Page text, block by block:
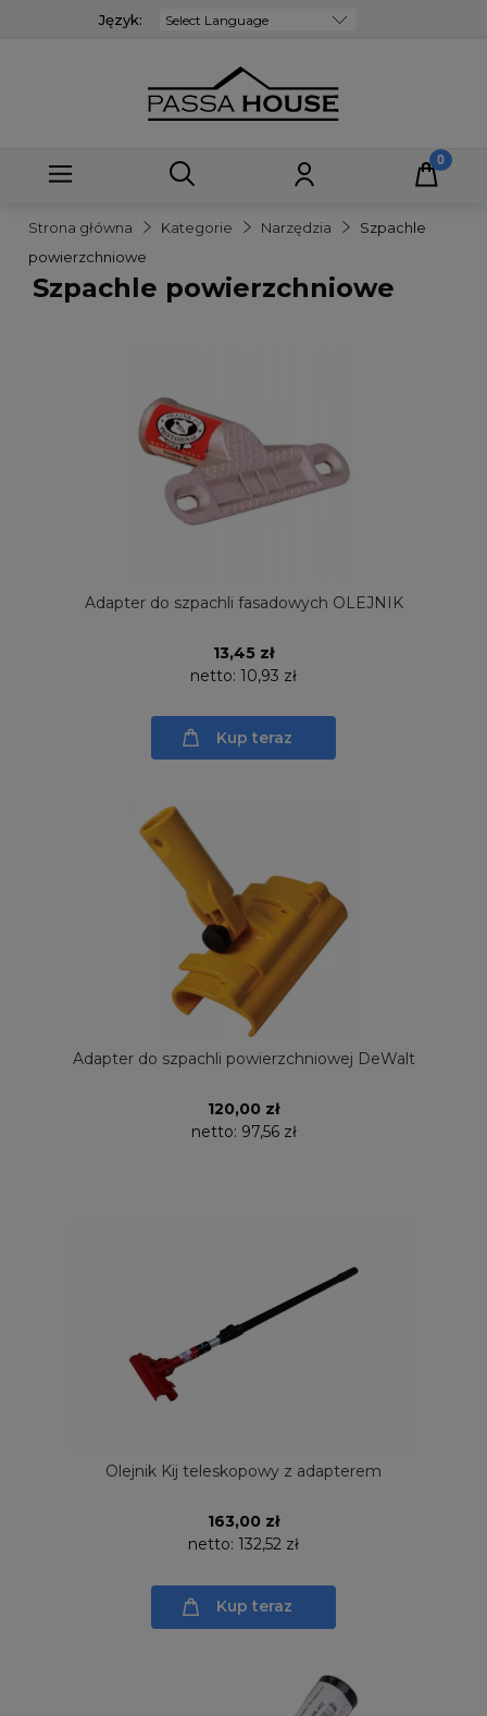
Język:
Strona główna Kategorie Narzędzia
Szpachle
powierzchniowe
Szpachle powierzchniowe
Adapter do szpachli fasadowych OLEJNIK
13,45 zł
netto: 10,93 zł
Kup teraz
Adapter do szpachli powierzchniowej DeWalt
120,00 zł
netto: 97,56 zł
Olejnik Kij teleskopowy z adapterem
163,00 zł
netto: 132,52 zł
Kup teraz